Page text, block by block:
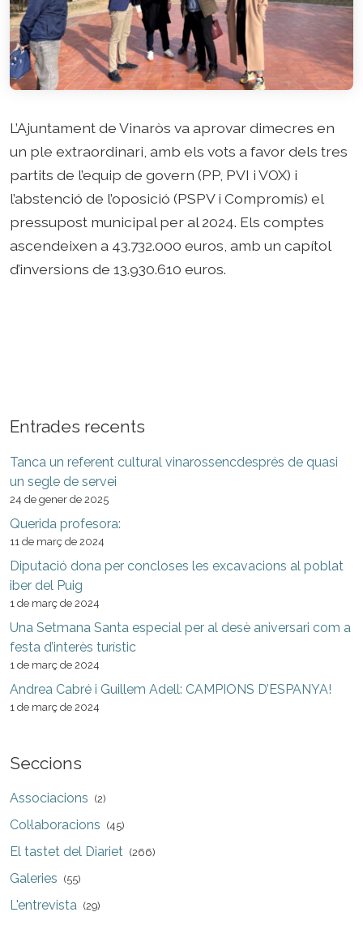
L’Ajuntament de Vinaròs va aprovar dimecres en
un ple extraordinari, amb els vots a favor dels tres
partits de l’equip de govern (PP, PVI i VOX) i
l’abstenció de l’oposició (PSPV i Compromís) el
pressupost municipal per al 2024. Els comptes
ascendeixen a 43.732.000 euros, amb un capítol
d’inversions de 13.930.610 euros.
Entrades recents
Tanca un referent cultural vinarossencdesprés de quasi
un segle de servei
24 de gener de 2025
Querida profesora:
11 de març de 2024
Diputació dona per concloses les excavacions al poblat
iber del Puig
1 de març de 2024
Una Setmana Santa especial per al desè aniversari com a
festa d’interès turístic
1 de març de 2024
Andrea Cabré i Guillem Adell: CAMPIONS D’ESPANYA!
1 de març de 2024
Seccions
Associacions (2)
Col·laboracions (45)
El tastet del Diariet (266)
Galeries (55)
L'entrevista (29)